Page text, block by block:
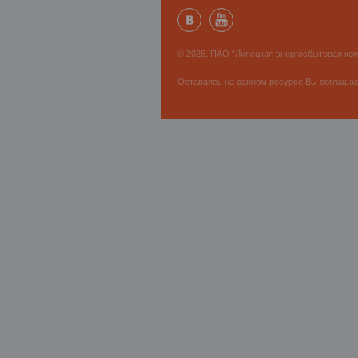
© 2026, ПАО "Липецкая энергосбытовая
Оставаясь на данном ресурсе Вы